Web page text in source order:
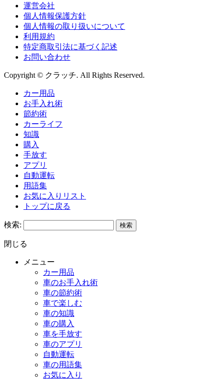
運営会社
個人情報保護方針
個人情報の取り扱いについて
利用規約
特定商取引法に基づく記述
お問い合わせ
Copyright © クラッチ. All Rights Reserved.
カー用品
お手入れ術
節約術
カーライフ
知識
購入
手放す
アプリ
自動運転
用語集
お気に入りリスト
トップに戻る
検索:
閉じる
メニュー
カー用品
車のお手入れ術
車の節約術
車で楽しむ
車の知識
車の購入
車を手放す
車のアプリ
自動運転
車の用語集
お気に入り